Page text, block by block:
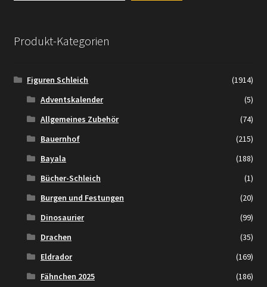
Produkt-Kategorien
Figuren Schleich
(1914)
Adventskalender
(5)
Allgemeines Zubehör
(74)
Bauernhof
(215)
Bayala
(188)
Bücher-Schleich
(1)
Burgen und Festungen
(20)
Dinosaurier
(99)
Drachen
(35)
Eldrador
(169)
Fähnchen 2025
(186)